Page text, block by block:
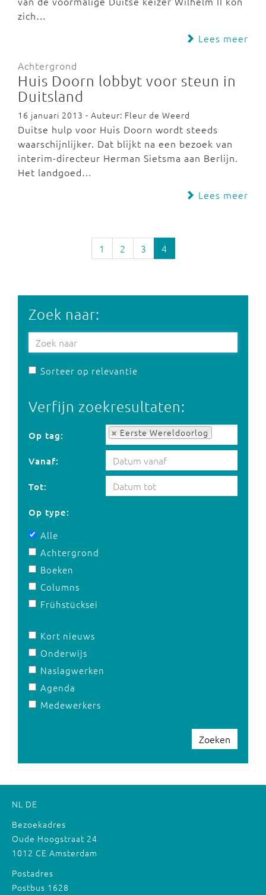
zich…
Lees meer
Achtergrond
Huis Doorn lobbyt voor steun in
Duitsland
16 januari 2013 - Auteur: Fleur de Weerd
Duitse hulp voor Huis Doorn wordt steeds
waarschijnlijker. Dat blijkt na een bezoek van
interim-directeur Herman Sietsma aan Berlijn.
Het landgoed…
Lees meer
1 2 3 4
Zoek naar:
Sorteer op relevantie
Verfijn zoekresultaten:
Op tag: Eerste Wereldoorlog
Op tag:
Vanaf:
Tot:
Op type:
Alle
Achtergrond
Boeken
Columns
Frühstücksei
Kort nieuws
Onderwijs
Naslagwerken
Agenda
Medewerkers
Zoeken
NL DE
Bezoekadres
Oude Hoogstraat 24
1012 CE Amsterdam
Postadres
Postbus 1628